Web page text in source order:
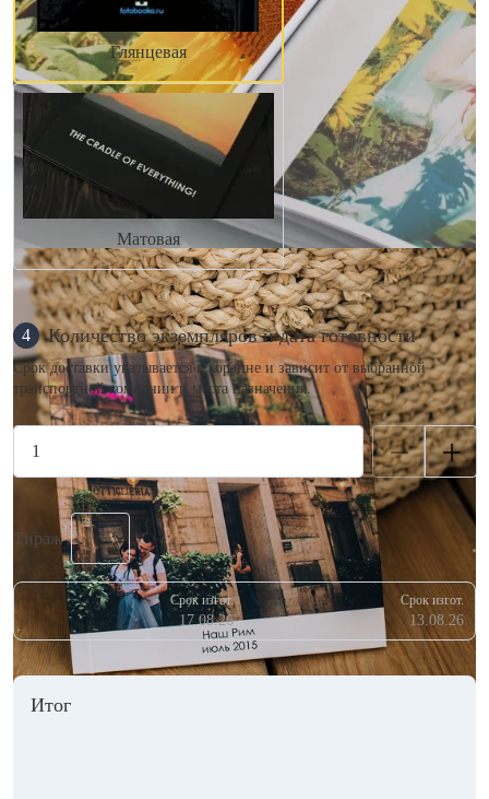
Глянцевая
Матовая
4 Количество экземпляров и дата готовности
Срок доставки указывается в корзине и зависит от выбранной
транспортной компании и места назначения.
Тираж
Срок изгот.
17.08.26
Срок изгот.
13.08.26
Итог